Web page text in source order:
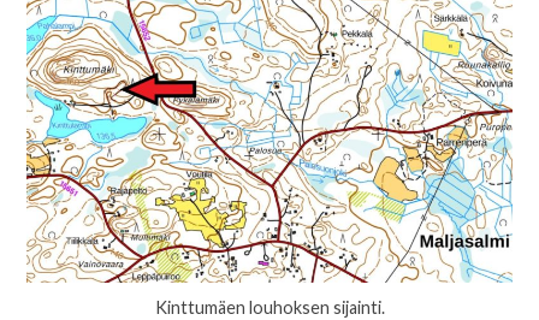
Kinttumäen louhoksen sijainti.